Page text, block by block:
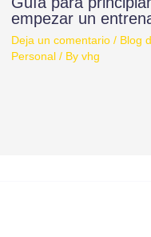
empezar un
Deja un comentario / Blog
Personal / By vhg